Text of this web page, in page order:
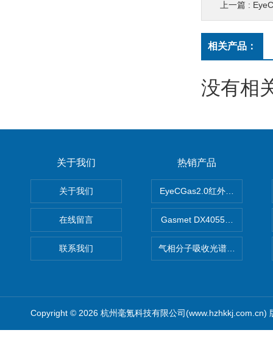
上一篇 :
相关产品：
没有相
关于我们
关于我们
在线留言
联系我们
热销产品
EyeCGas2.0红外热成像仪
Gasmet DX4055便携式傅里
气相分子吸收光谱仪（HGMA
Copyright © 2026 杭州毫氪科技有限公司(www.hzhkkj.com.cn)